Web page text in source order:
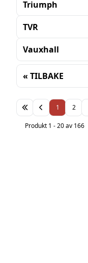
Triumph
TVR
Vauxhall
« TILBAKE
Sortering
1 2
Produkt 1 - 20 av 166